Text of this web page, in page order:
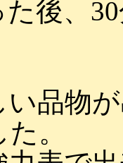
後、
い品物
。